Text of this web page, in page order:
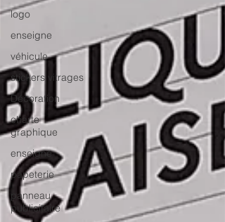
logo
enseigne
véhicule
stickers vitrages
Décoration
charte
graphique
enseigne
papeterie
panneau
publicitaire